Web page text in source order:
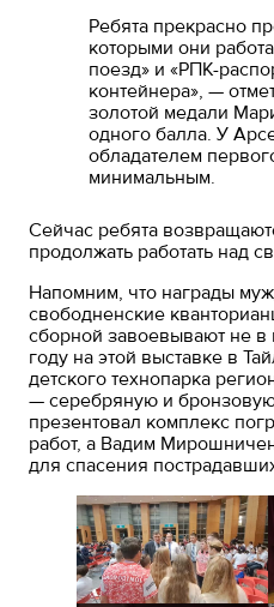
Ребята прекрасно
которыми они
поезд» и «РПК-
контейнера», —
золотой медали
одного балла. У
обладателем
минимальным.
Сейчас ребята
продолжать работать над
Напомним, что награды
свободненские
сборной завоевывают не
году на этой выставке в
детского технопарка
— серебряную и
презентовал комплекс
работ, а Вадим
для спасения